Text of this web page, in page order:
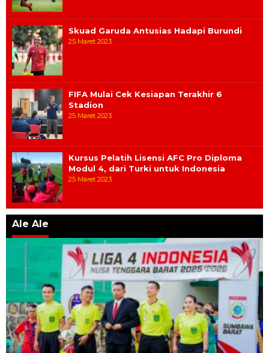
Skuad Garuda Antusias Hadapi Burundi
25 Maret 2023
FIFA Mulai Cek Kesiapan Terakhir 6
Stadion
25 Maret 2023
Kursus Pelatih Lisensi AFC Pro Diploma
Modul 4, dari Turki untuk Indonesia
25 Maret 2023
Ale Ale